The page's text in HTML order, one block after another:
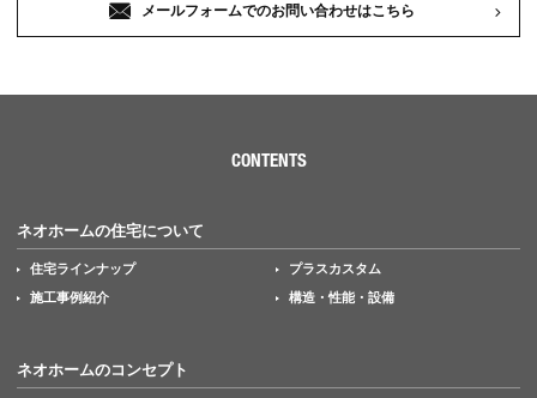
メールフォームでのお問い合わせはこちら
CONTENTS
ネオホームの住宅について
住宅ラインナップ プラスカスタム
施工事例紹介 構造・性能・設備
ネオホームのコンセプト